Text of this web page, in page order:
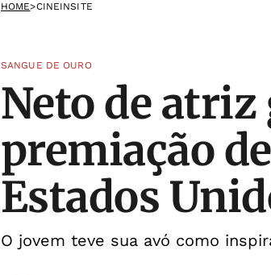
HOME>CINEINSITE
SANGUE DE OURO
Neto de atriz
premiação
Estados
O jovem teve sua avó como